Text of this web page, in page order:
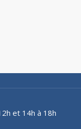
et 14h à 18h